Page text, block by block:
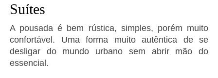
Suítes
A pousada é bem rústica, simples, porém muito
confortável. Uma forma muito autêntica de se
desligar do mundo urbano sem abrir mão do
essencial.